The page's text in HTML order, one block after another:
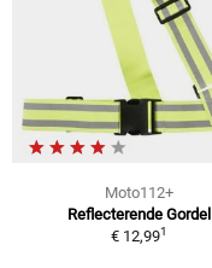
Moto112+
Reflecterende Gordel
€ 12,991